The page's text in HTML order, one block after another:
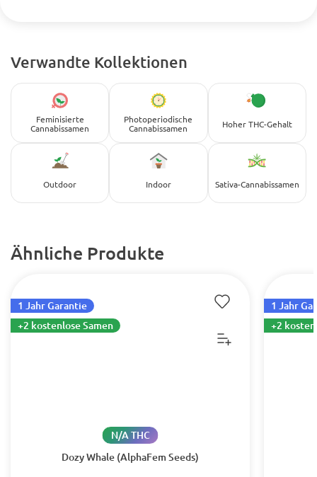
Verwandte Kollektionen
Feminisierte
Cannabissamen
Photoperiodische
Cannabissamen
Hoher THC-Gehalt
Outdoor Indoor Sativa-Cannabissamen
Ähnliche Produkte
Dozy Whale (AlphaFem Seeds)
N/A THC
1 Jahr Garantie
+2 kostenlose Samen
1 Jahr
+2